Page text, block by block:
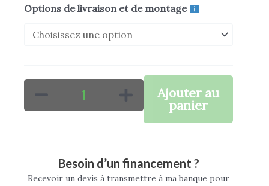
Options de livraison et de montage
quantité
Quad
EA70
1400W
KAYO
Ajouter au
panier
Besoin d’un financement ?
Recevoir un devis à transmettre à ma banque pour